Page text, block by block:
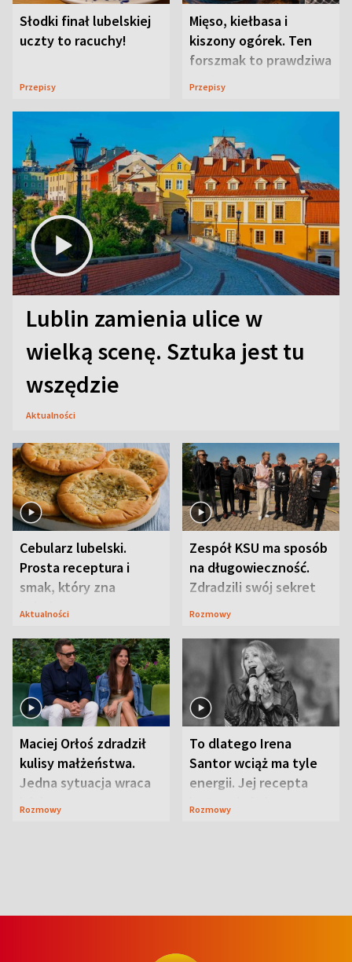
Słodki finał lubelskiej
uczty to racuchy!
Przepisy
Mięso, kiełbasa i
kiszony ogórek. Ten
forszmak to prawdziwa
uczta
Przepisy
Lublin zamienia ulice w
wielką scenę. Sztuka jest tu
wszędzie
Aktualności
Cebularz lubelski.
Prosta receptura i
smak, który zna
Lubelszczyzna
Aktualności
Zespół KSU ma sposób
na długowieczność.
Zdradzili swój sekret
Rozmowy
Maciej Orłoś zdradził
kulisy małżeństwa.
Jedna sytuacja wraca
jak bumerang
Rozmowy
To dlatego Irena
Santor wciąż ma tyle
energii. Jej recepta
jest zaskakująco
Rozmowy